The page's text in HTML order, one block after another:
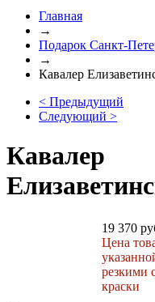
Главная
→
Подарок Санкт-
→
Кавалер
< Предыдущий
Следующий >
Кавалер
19 370
Цена
резкими
краски